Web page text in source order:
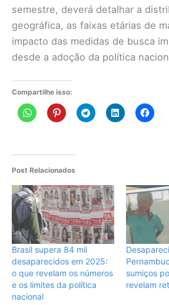
semestre, deverá detalhar a
geográfica, as faixas etárias de
impacto das medidas de busca
desde a adoção da política
Compartilhe isso:
Post Relacionados
Brasil supera 84 mil
desaparecidos em 2025:
o que revelam os números
e os limites da política
nacional
sumiços
revelam